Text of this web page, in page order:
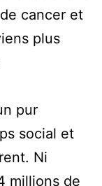
cancer et
plus
pur
social et
Ni
millions de